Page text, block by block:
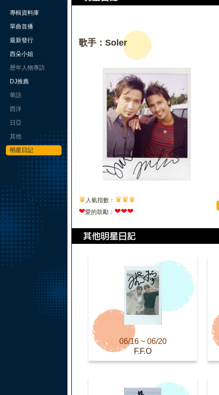
專輯資料庫
單曲首播
最新發行
西朵小姐
歷年人物專訪
DJ推薦
華語
西洋
日亞
其他
明星日記
歌手：Soler
♛ 人氣指數： ♛♛♛
❤愛的鼓勵： ❤❤❤
06/16 ~ 06/20
F.F.O